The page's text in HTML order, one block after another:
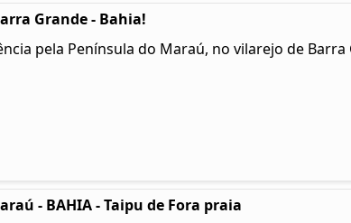
Grande - Bahia!
pela Península do Maraú, no vilarejo de Barra
- BAHIA - Taipu de Fora praia